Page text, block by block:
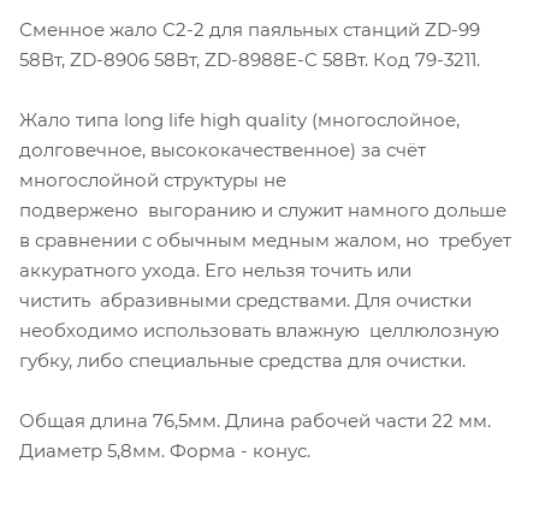
Сменное жало C2-2 для паяльных станций ZD-99
58Вт, ZD-8906 58Вт, ZD-8988E-C 58Вт. Код 79-3211.
Жало типа long life high quality (многослойное,
долговечное, высококачественное) за счёт
многослойной структуры не
подвержено выгоранию и служит намного дольше
в сравнении с обычным медным жалом, но требует
аккуратного ухода. Его нельзя точить или
чистить абразивными средствами. Для очистки
необходимо использовать влажную целлюлозную
губку, либо специальные средства для очистки.
Общая длина 76,5мм. Длина рабочей части 22 мм.
Диаметр 5,8мм. Форма - конус.